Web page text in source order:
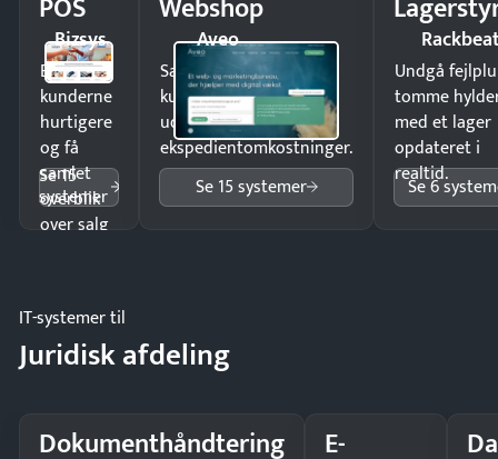
Bizsys
Ekspedér
kunderne
hurtigere
og få
samlet
overblik
over salg
Se 15
systemer
Aveo
Sælg produkter 24/7 til
kunder i hele landet
uden
ekspedientomkostninger.
Se 15 systemer
Undgå
tomme
med et lager
opdateret i
realtid.
Se 6
IT-systemer til
Juridisk afdeling
Dokumenthåndtering E-